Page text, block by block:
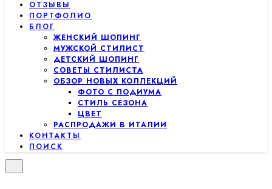
ОТЗЫВЫ
ПОРТФОЛИО
БЛОГ
ЖЕНСКИЙ ШОПИНГ
МУЖСКОЙ СТИЛИСТ
ДЕТСКИЙ ШОПИНГ
СОВЕТЫ СТИЛИСТА
ОБЗОР НОВЫХ КОЛЛЕКЦИЙ
ФОТО С ПОДИУМА
СТИЛЬ СЕЗОНА
ЦВЕТ
РАСПРОДАЖИ В ИТАЛИИ
КОНТАКТЫ
ПОИСК